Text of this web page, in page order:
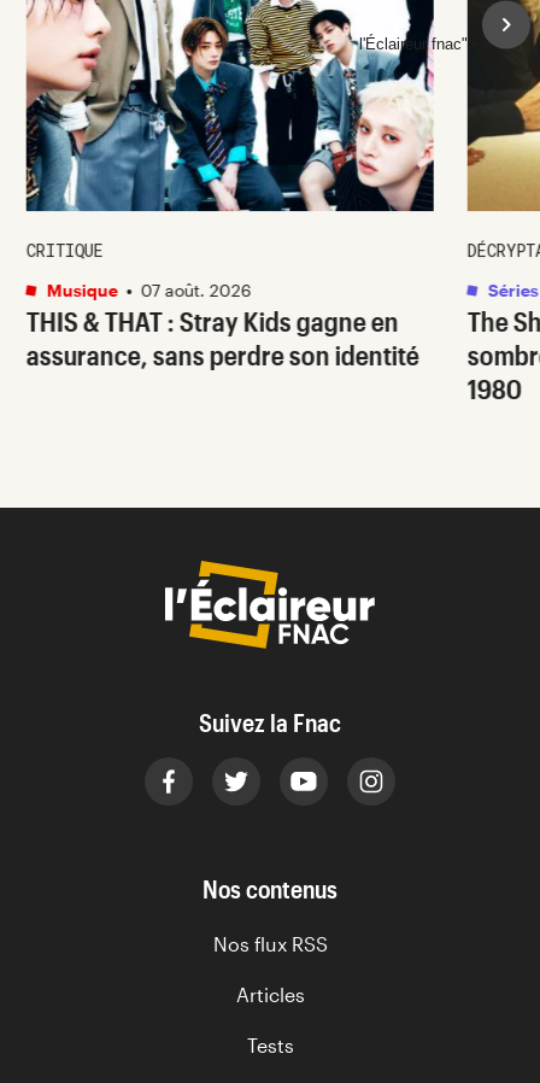
THIS & THAT: Stray Kids gagne en
assurance, sans perdre son identité
CRITIQUE
Musique • 07 août. 2026
The
1980
Séries
l'Éclaireur fnac">
Suivez la Fnac
Nos contenus
Nos flux RSS
Articles
Tests